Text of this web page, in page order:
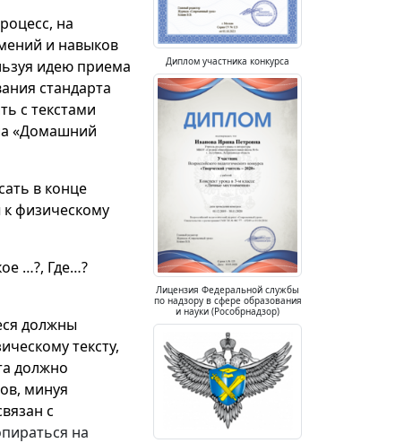
на
и навыков
идею приема
стандарта
с текстами
«Домашний
в конце
физическому
…?, Где…?
должны
тексту,
должно
минуя
с
на
Диплом участника конкурса
Лицензия Федеральной службы
по надзору в сфере образования
и науки (Рособрнадзор)